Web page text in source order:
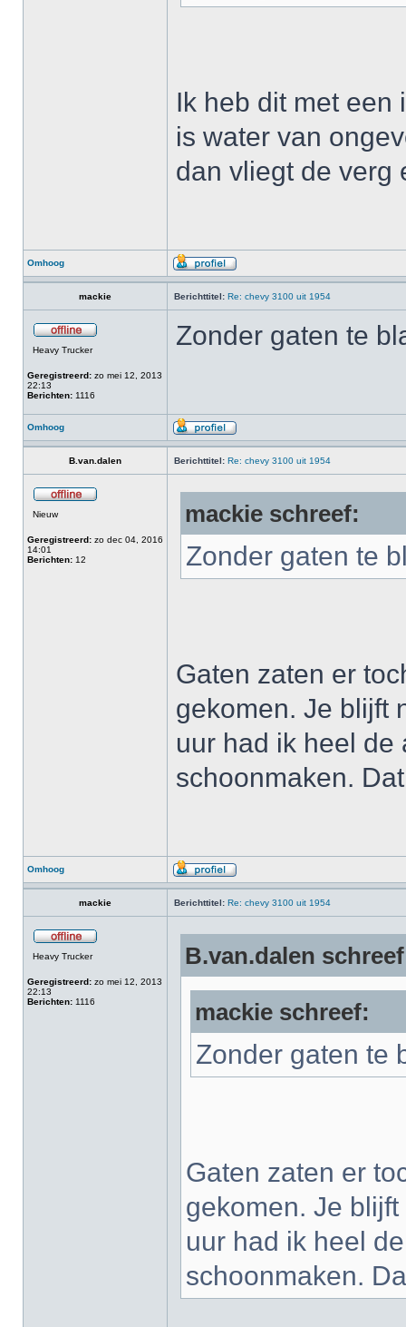
Ik heb dit met een
is water van
dan vliegt de verg
Omhoog
mackie Berichttitel: Re: chevy 3100 uit 1954
Heavy Trucker
Geregistreerd: zo mei 12, 2013
22:13
Berichten: 1116
Zonder gaten te
Omhoog
B.van.dalen Berichttitel: Re: chevy 3100 uit 1954
Nieuw
Geregistreerd: zo dec 04, 2016
14:01
Berichten: 12
mackie schreef:
Zonder gaten te
Gaten zaten er
gekomen. Je blijft
uur had ik heel de
schoonmaken.
Omhoog
mackie Berichttitel: Re: chevy 3100 uit 1954
Heavy Trucker
Geregistreerd: zo mei 12, 2013
22:13
Berichten: 1116
B.van.dalen
mackie schreef:
Zonder gaten te
Gaten zaten er
gekomen. Je
uur had ik heel
schoonmaken.